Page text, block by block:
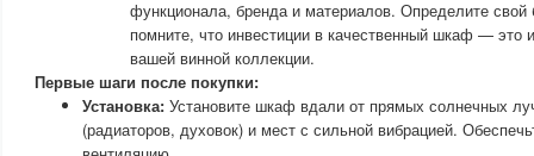
функционала, бренда и материалов. Определите
помните, что инвестиции в качественный шкаф — это
вашей винной коллекции.
Первые шаги после покупки:
Установка: Установите шкаф вдали от прямых солнечных
(радиаторов, духовок) и мест с сильной вибрацией.